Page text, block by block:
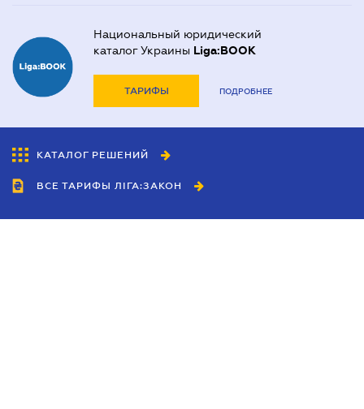
Национальный юридический
каталог Украины Liga:BOOK
ТАРИФЫ ПОДРОБНЕЕ
КАТАЛОГ РЕШЕНИЙ
ВСЕ ТАРИФЫ ЛІГА:ЗАКОН